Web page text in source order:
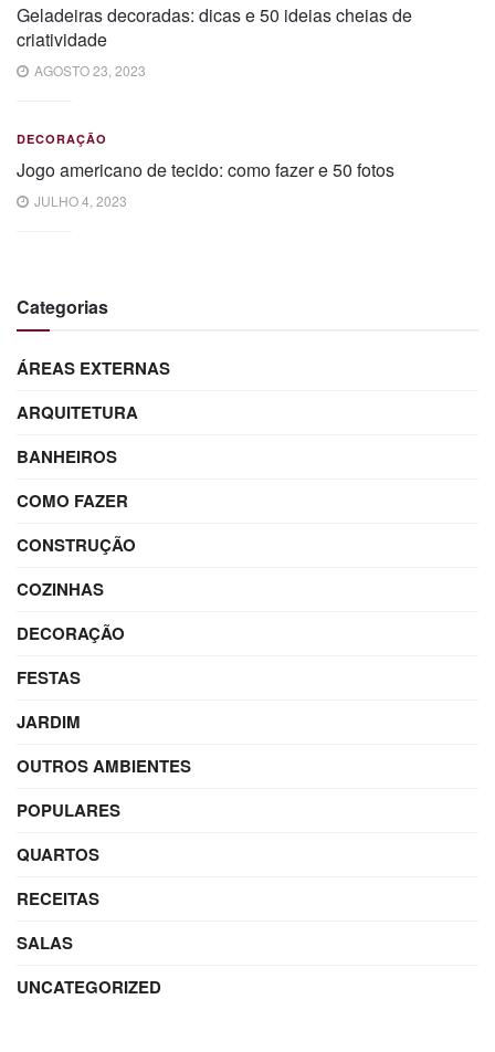
Geladeiras decoradas: dicas e 50 ideias cheias de
criatividade
AGOSTO 23, 2023
DECORAÇÃO
Jogo americano de tecido: como fazer e 50 fotos
JULHO 4, 2023
Categorias
ÁREAS EXTERNAS
ARQUITETURA
BANHEIROS
COMO FAZER
CONSTRUÇÃO
COZINHAS
DECORAÇÃO
FESTAS
JARDIM
OUTROS AMBIENTES
POPULARES
QUARTOS
RECEITAS
SALAS
UNCATEGORIZED